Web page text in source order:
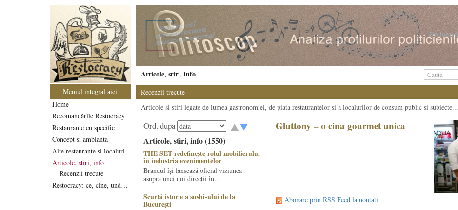
Meniul integralaici
Home
Recomandările Restocracy
Restaurante cu specific
Concept si ambianta
Alte restaurante si localuri
Articole, stiri, info
Recenzii trecute
Restocracy: ce, cine, unde...
Articole, stiri, info
Recenzii trecute
Articole si stiri legate de lumea gastronomiei, de piata restaurantelor si a localurilor de consum public si subiecte...
Ord. dupa
Articole, stiri, info (1550)
THE SET redefinește rolul mobilierului
în industria evenimentelor
Brandul își lansează oficial viziunea
asupra unei noi direcții în...
Scurtă istorie a sushi-ului de la
București
Gluttony – o cina gourmet unica
Abonare prin RSS Feed la noutati